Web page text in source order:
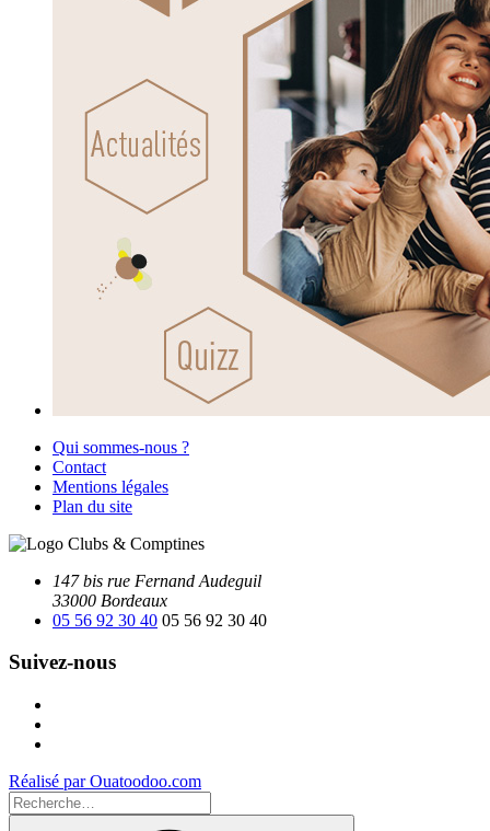
Qui sommes-nous ?
Contact
Mentions légales
Plan du site
147 bis rue Fernand Audeguil
33000 Bordeaux
05 56 92 30 40 05 56 92 30 40
Suivez-nous
Réalisé par Ouatoodoo.com
Recherche
pour